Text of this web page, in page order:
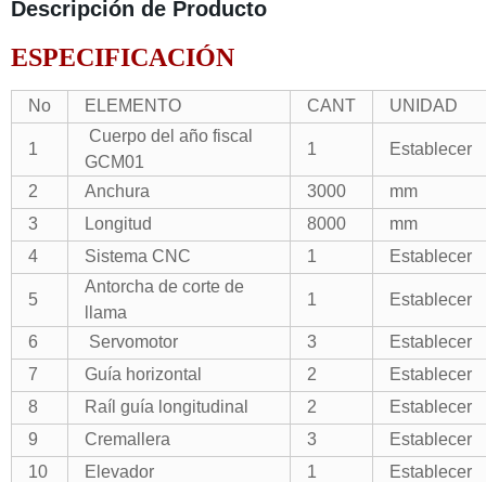
Descripción de Producto
ESPECIFICACIÓN
No ELEMENTO CANT UNIDAD
1
Cuerpo del año fiscal
GCM01
1 Establecer
2 Anchura 3000
mm
3
Longitud 8000
mm
4
Sistema CNC 1 Establecer
5
Antorcha de corte de
llama
1 Establecer
6 Servomotor 3
Establecer
7
Guía horizontal 2
Establecer
8
Raíl guía longitudinal 2
Establecer
9
Cremallera 3
Establecer
10
Elevador 1
Establecer